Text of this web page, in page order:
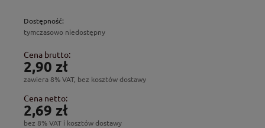
Dostępność:
tymczasowo niedostępny
Cena brutto:
2,90 zł
zawiera 8% VAT, bez kosztów dostawy
Cena netto:
2,69 zł
bez 8% VAT i kosztów dostawy